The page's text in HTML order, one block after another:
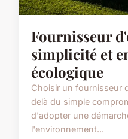
Fournisseur
simplicité et
écologique
Choisir un fournisseur
delà du simple
d'adopter une
l'environnement...